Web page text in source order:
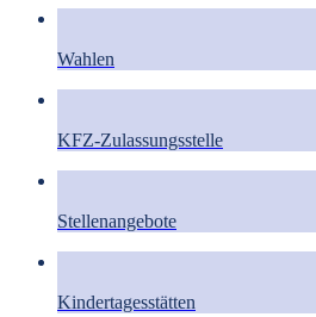
Wahlen
KFZ-Zulassungsstelle
Stellenangebote
Kindertagesstätten